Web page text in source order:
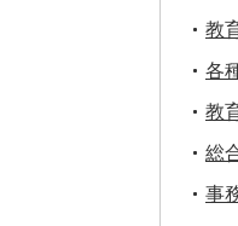
教
各
教
総
事